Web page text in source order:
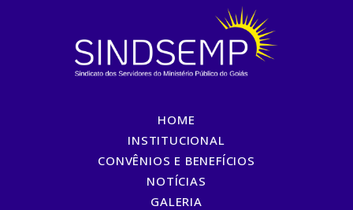
HOME
INSTITUCIONAL
CONVÊNIOS E BENEFÍCIOS
NOTÍCIAS
GALERIA
INÍCIO DA SEMANA
MARCOU ATIVIDADES EM